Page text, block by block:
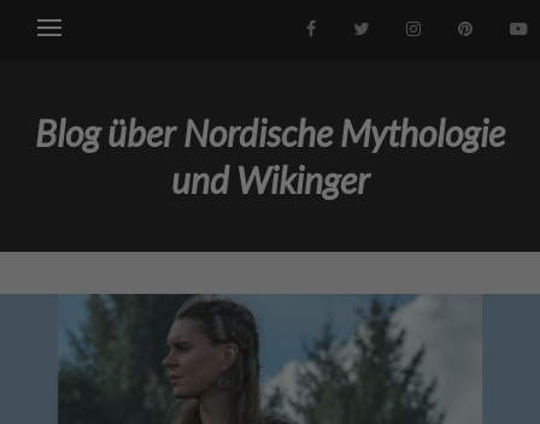
Blog über Nordische Mythologie
und Wikinger